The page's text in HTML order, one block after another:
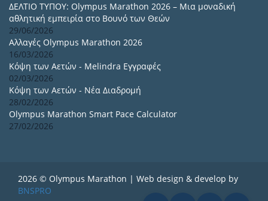
ΔΕΛΤΙΟ ΤΥΠΟΥ: Olympus Marathon 2026 – Μια μοναδική
αθλητική εμπειρία στο Βουνό των Θεών
29/06/2026
Αλλαγές Olympus Marathon 2026
16/03/2026
Κόψη των Αετών - Melindra Εγγραφές
02/03/2026
Κόψη των Αετών - Νέα Διαδρομή
28/02/2026
Olympus Marathon Smart Pace Calculator
27/02/2026
2026 © Olympus Marathon | Web design & develop by
BNSPRO